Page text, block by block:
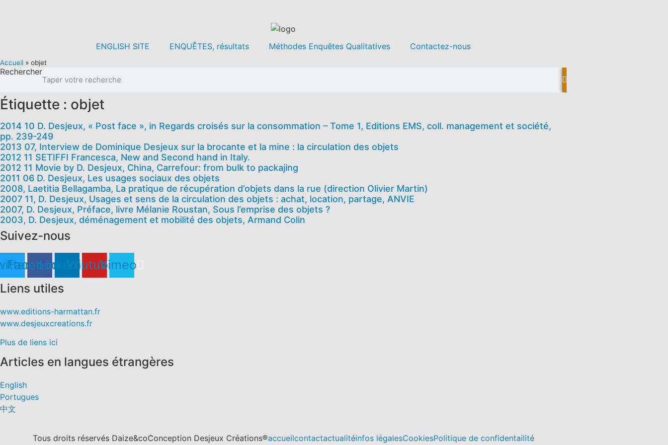
ENGLISH SITE
ENQUÊTES, résultats Méthodes Enquêtes Qualitatives Contactez-nous
Accueil » objet
Rechercher
Étiquette : objet
2014 10 D. Desjeux, « Post face », in Regards croisés sur la consommation – Tome 1, Editions EMS, coll. management et société,
pp. 239-249
2013 07, Interview de Dominique Desjeux sur la brocante et la mine : la circulation des objets
2012 11 SETIFFI Francesca, New and Second hand in Italy.
2012 11 Movie by D. Desjeux, China, Carrefour: from bulk to packajing
2011 06 D. Desjeux, Les usages sociaux des objets
2008, Laetitia Bellagamba, La pratique de récupération d’objets dans la rue (direction Olivier Martin)
2007 11, D. Desjeux, Usages et sens de la circulation des objets : achat, location, partage, ANVIE
2007, D. Desjeux, Préface, livre Mélanie Roustan, Sous l’emprise des objets ?
2003, D. Desjeux, déménagement et mobilité des objets, Armand Colin
Suivez-nous
FacebookLinkedinYoutubeVimeo
Liens utiles
www.editions-harmattan.fr
www.desjeuxcreations.fr
Plus de liens ici
Articles en langues étrangères
English
Portugues
中文
Tous droits réservés Daize&coConception Desjeux Créations®accueilcontactactualitéinfos légalesCookiesPolitique de confidentailité